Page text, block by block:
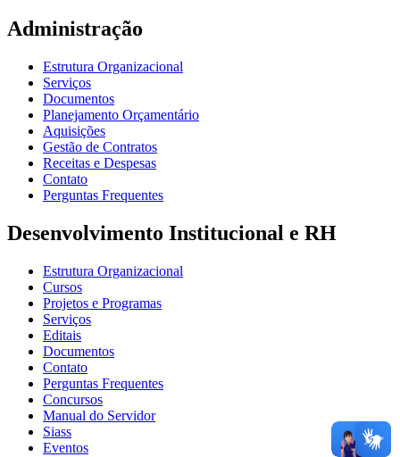
Administração
Estrutura Organizacional
Serviços
Documentos
Planejamento Orçamentário
Aquisições
Gestão de Contratos
Receitas e Despesas
Contato
Perguntas Frequentes
Desenvolvimento Institucional e RH
Estrutura Organizacional
Cursos
Projetos e Programas
Serviços
Editais
Documentos
Contato
Perguntas Frequentes
Concursos
Manual do Servidor
Siass
Eventos